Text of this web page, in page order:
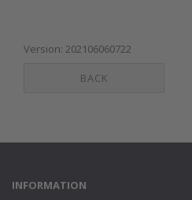
Version: 202106060722
BACK
INFORMATION